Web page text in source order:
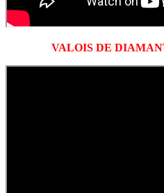
VALOIS DE